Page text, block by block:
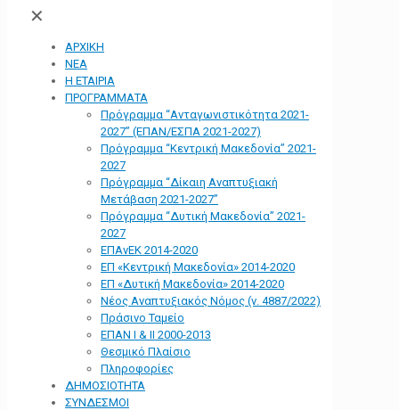
✕
ΑΡΧΙΚΗ
ΝΕΑ
Η ΕΤΑΙΡΙΑ
ΠΡΟΓΡΑΜΜΑΤΑ
Πρόγραμμα “Ανταγωνιστικότητα 2021-
2027” (ΕΠΑΝ/ΕΣΠΑ 2021-2027)
Πρόγραμμα “Κεντρική Μακεδονία” 2021-
2027
Πρόγραμμα “Δίκαιη Αναπτυξιακή
Μετάβαση 2021-2027”
Πρόγραμμα “Δυτική Μακεδονία” 2021-
2027
ΕΠΑνΕΚ 2014-2020
ΕΠ «Kεντρική Μακεδονία» 2014-2020
ΕΠ «Δυτική Μακεδονία» 2014-2020
Νέος Αναπτυξιακός Νόμος (ν. 4887/2022)
Πράσινο Ταμείο
ΕΠΑΝ Ι & ΙΙ 2000-2013
Θεσμικό Πλαίσιο
Πληροφορίες
ΔΗΜΟΣΙΟΤΗΤΑ
ΣΥΝΔΕΣΜΟΙ